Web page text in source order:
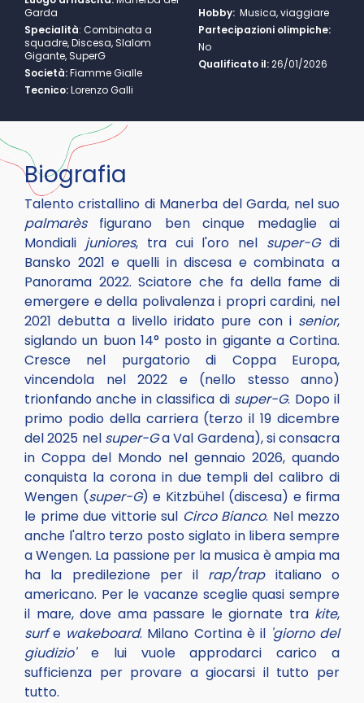
Garda
Specialità: Combinata a
squadre, Discesa, Slalom
Gigante, SuperG
Società:Fiamme Gialle
Tecnico:Lorenzo Galli
Hobby: Musica, viaggiare
Partecipazioni olimpiche:
No
Qualificato il:26/01/2026
Biografia
Talento cristallino di Manerba del Garda, nel suo
palmarèsfigurano ben cinque medaglie ai
Mondiali juniores, tra cui l'oro nel super-Gdi
Bansko 2021 e quelli in discesa e combinata a
Panorama 2022. Sciatore che fa della fame di
emergere e della polivalenza i propri cardini, nel
2021 debutta a livello iridato pure con i senior,
siglando un buon 14° posto in gigante a Cortina.
Cresce nel purgatorio di Coppa Europa,
vincendola nel 2022 e (nello stesso anno)
trionfando anche in classifica di super-G. Dopo il
primo podio della carriera (terzo il 19 dicembre
del 2025 nel super-Ga Val Gardena), si consacra
in Coppa del Mondo nel gennaio 2026, quando
conquista la corona in due templi del calibro di
Wengen (super-G) e Kitzbühel (discesa) e firma
le prime due vittorie sul Circo Bianco. Nel mezzo
anche l'altro terzo posto siglato in libera sempre
a Wengen. La passione per la musica è ampia ma
ha la predilezione per il rap/trapitaliano o
americano. Per le vacanze sceglie quasi sempre
il mare, dove ama passare le giornate tra kite,
surfe wakeboard. Milano Cortina è il 'giorno del
giudizio'e lui vuole approdarci carico a
sufficienza per provare a giocarsi il tutto per
tutto.